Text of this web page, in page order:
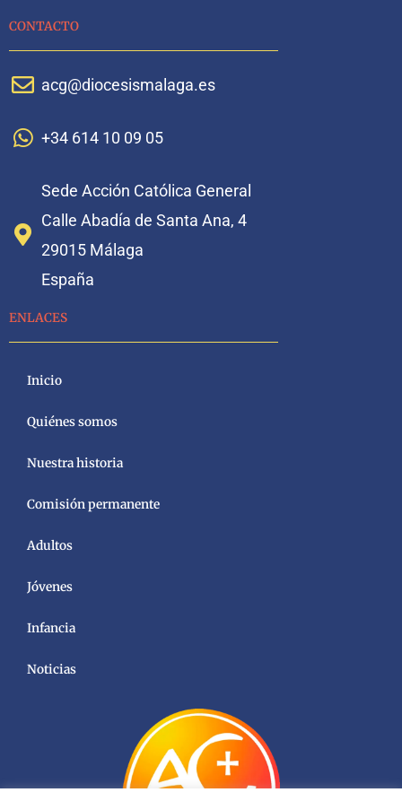
CONTACTO
acg@diocesismalaga.es
+34 614 10 09 05
Sede Acción Católica General
Calle Abadía de Santa Ana, 4
29015 Málaga
España
ENLACES
Inicio
Quiénes somos
Nuestra historia
Comisión permanente
Adultos
Jóvenes
Infancia
Noticias